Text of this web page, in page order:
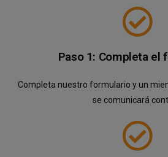
Paso 1: Completa el
Completa nuestro formulario y un
se comunicará